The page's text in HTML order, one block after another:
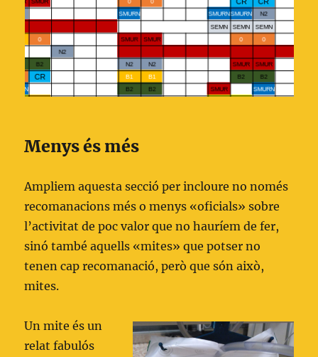
Menys és més
Ampliem aquesta secció per incloure no només
recomanacions més o menys «oficials» sobre
l’activitat de poc valor que no hauríem de fer,
sinó també aquells «mites» que potser no
tenen cap recomanació, però que són això,
mites.
Un mite és un
relat fabulós